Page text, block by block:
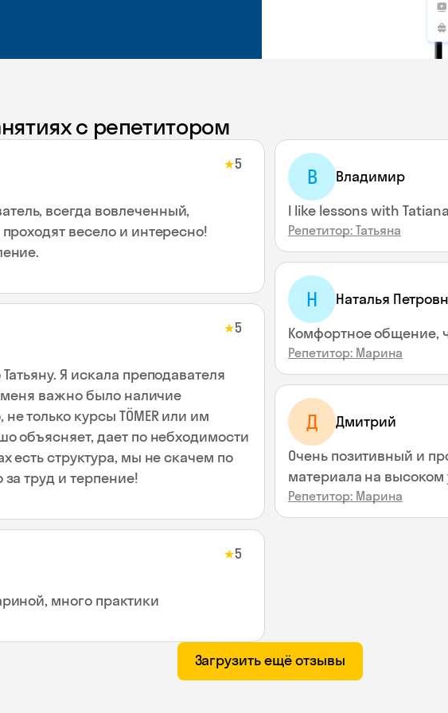
с репетитором
★5
всегда вовлеченный,
весело и интересно!
★5
Я искала преподавателя
меня важно было наличие
только курсы TÖMER или им
есть структура, мы не скачем по
Спасибо за труд и терпение!
★5
много практики
В
Владимир
I like lessons with
Репетитор: Татьяна
Н
Наталья
Комфортное общение,
Репетитор: Марина
Д
Дмитрий
Очень позитивный и
материала на высоком
Репетитор: Марина
Загрузить ещё отзывы